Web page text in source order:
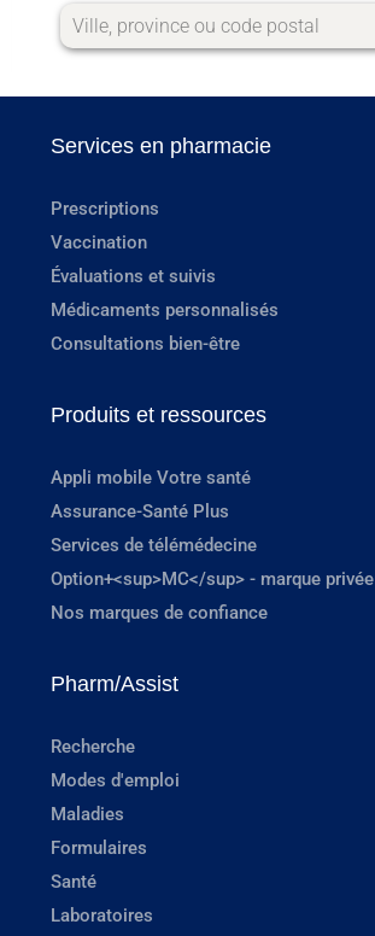
Services en pharmacie
Prescriptions
Vaccination
Évaluations et suivis
Médicaments personnalisés
Consultations bien-être
Produits et ressources
Appli mobile Votre santé
Assurance-Santé Plus
Services de télémédecine
Option+<sup>MC</sup> - marque privée
Nos marques de confiance
Pharm/Assist
Recherche
Modes d'emploi
Maladies
Formulaires
Santé
Laboratoires